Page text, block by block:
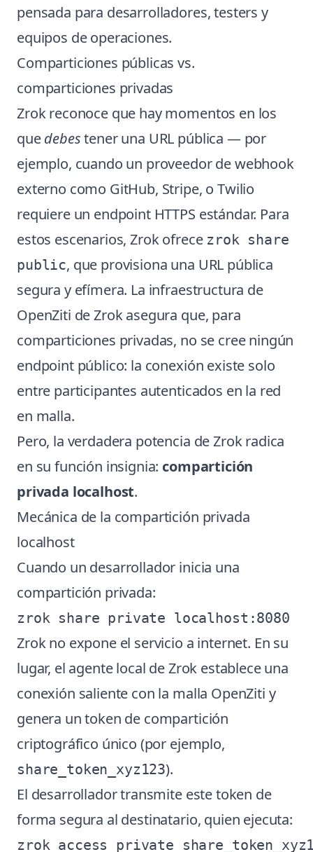
pensada para desarrolladores, testers y
equipos de operaciones.
Comparticiones públicas vs.
comparticiones privadas
Zrok reconoce que hay momentos en los
quedebestener una URL pública — por
ejemplo, cuando un proveedor de webhook
externo como GitHub, Stripe, o Twilio
requiere un endpoint HTTPS estándar. Para
estos escenarios, Zrok ofrece zrok share
public, que provisiona una URL pública
segura y efímera. La infraestructura de
OpenZiti de Zrok asegura que, para
comparticiones privadas, no se cree ningún
endpoint público: la conexión existe solo
entre participantes autenticados en la red
en malla.
Pero, la verdadera potencia de Zrok radica
en su función insignia: compartición
privada localhost.
Mecánica de la compartición privada
localhost
Cuando un desarrollador inicia una
compartición privada:
Zrok no expone el servicio a internet. En su
lugar, el agente local de Zrok establece una
conexión saliente con la malla OpenZiti y
genera un token de compartición
criptográfico único (por ejemplo,
share_token_xyz123).
El desarrollador transmite este token de
forma segura al destinatario, quien ejecuta: